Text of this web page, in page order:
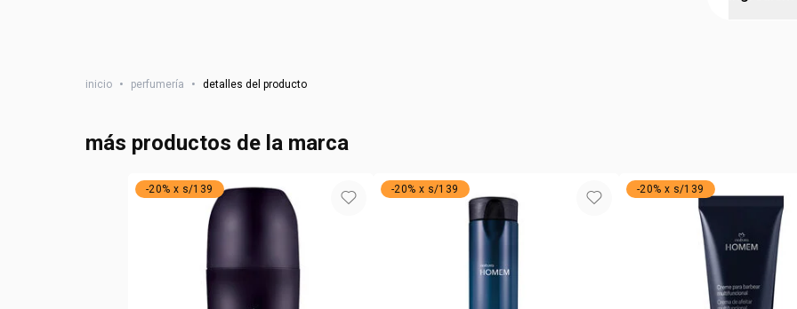
inicio • perfumería • detalles del producto
más productos de la marca
-20% x s/139 -20% x s/139 -20% x s/139